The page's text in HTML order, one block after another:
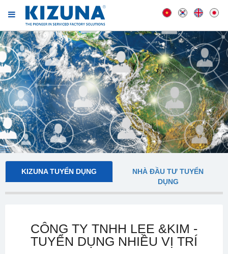
KIZUNA TUYỂN DỤNG
NHÀ ĐẦU TƯ TUYỂN
DỤNG
CÔNG TY TNHH LEE &KIM -
TUYỂN DỤNG NHIỀU VỊ TRÍ